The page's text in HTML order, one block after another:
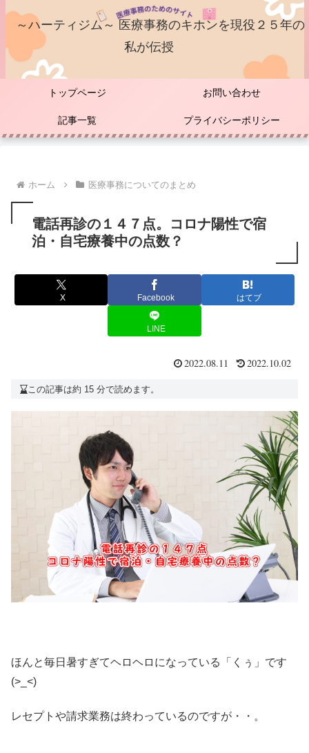
～ハーティジム～ 医療事務のキホンを現役２５年の
私が伝授
トップページ お問い合わせ
記事一覧 プライバシーポリシー
ホーム 医療事務についてのまとめ
電話再診の１４７点。コロナ陽性で宿
泊・自宅療養中の点数？
X Facebook はてブ
LINE
2022.08.11 2022.10.02
この記事は約 15 分で読めます。
ほんと毎日暑すぎてヘロヘロになっている「くぅ」です
(>_<)
レセプトや請求業務は終わっているのですが・・。